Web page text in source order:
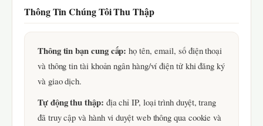
Thông Tin Chúng Tôi Thu Thập
Thông tin bạn cung cấp: họ tên, email, số điện thoại
và thông tin tài khoản ngân hàng/ví điện tử khi đăng ký
và giao dịch.
Tự động thu thập: địa chỉ IP, loại trình duyệt, trang
đã truy cập và hành vi duyệt web thông qua cookie và